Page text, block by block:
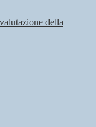
della